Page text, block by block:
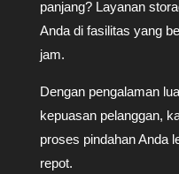
panjang? Layanan
Anda di fasilitas yang
jam.
Dengan pengalaman
kepuasan pelanggan,
proses pindahan Anda
repot.